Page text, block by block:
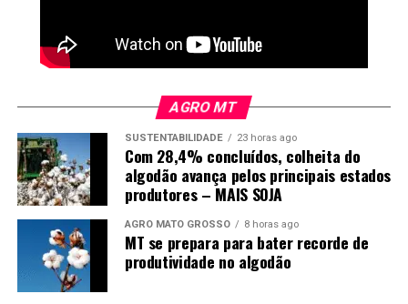
AGRO MT
SUSTENTABILIDADE 23 horas ago
Com 28,4% concluídos, colheita do
algodão avança pelos principais estados
produtores – MAIS SOJA
AGRO MATO GROSSO 8 horas ago
MT se prepara para bater recorde de
produtividade no algodão